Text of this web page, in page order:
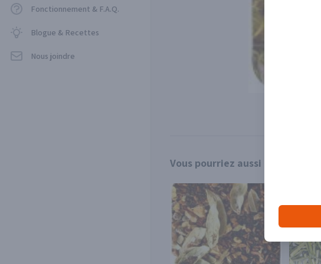
Fonctionnement & F.A.Q.
Blogue & Recettes
Nous joindre
Vous pourriez aussi aimer